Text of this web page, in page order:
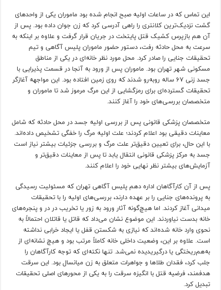
این تماس که در ساعات اولیه صبح انجام شده بود ماموران یکی از واحد‌های
گشت نزدیک‌ترین کلانتری را راهی آدرسی کرد که زن جوان داده بود. پس از
آن هم بازپرس کشیک قتل پایتخت در جریان قرار گرفت و علاوه بر اینکه به
سرعت به محل حادثه رفت، دستور حضور ماموران پلیس آگاهی و تیم
تحقیقات جنایی را صادر کرد. محل مورد نظر خانه‌ای در یکی از مناطق
مسکونی شهر تهران بود. ماموران پس از ورود به آنجا در قسمت پذیرایی با
جسد زنی ۶۷ ساله رو‌به‌رو شدند که روی زمین افتاده بود. این مواجهه آغازگر
تحقیقات گسترده‌ای برای رمزگشایی از این مرگ مرموز شد تا ماموران و
متخصصان بررسی‌های خود را آغاز کنند.
متخصصان پزشکی قانونی پس از بررسی اولیه جسد در محل حادثه که شامل
معاینات دقیقی بود اعلام کردند؛ علت اولیه مرگ را خفگی تشخیص داده‌اند.
با این حال، برای تعیین دقیق‌تر علت مرگ و بررسی جزئیات بیشتر نیاز است
جسد به مرکز پزشکی قانونی انتقال یابد تا پس از معاینات دقیق‌تر و
آزمایش‌های بیشتر نظر نهایی خود را اعلام کنند.
پس از آن کارآگاهان اداره دهم پلیس آگاهی تهران که مسئولیت رسیدگی
به پرونده‌های جنایی را بر عهده دارند، بررسی‌های اولیه را با تحقیقات
میدانی آغاز کردند. اما هیچ‌گونه آثار ورود به زور یا تخریب در در و پنجره‌های
خانه بدست نیاوردند. این موضوع نشان می‌داد که قاتل یا قاتلان احتمالاً به
نحوی وارد خانه شده‌اند که نیازی به شکستن قفل یا ایجاد خرابی نداشته
است. علاوه بر این، وضعیت داخلی خانه کاملاً مرتب بود و هیچ نشانه‌ای از
به‌هم‌ریختگی یا درگیریدیده نمی‌شد. تنها نکته‌ای که توجه کارآگاهان را
جلب کرد، فقدان طلاها و جواهرات متعلق به زن میانسال بود. این سرقت
هدفمند، فرضیه قتل با انگیزه سرقت را به یکی از محورهای اصلی تحقیقات
تبدیل کرد.